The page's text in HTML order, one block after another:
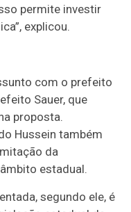
permite investir
explicou.
com o prefeito
Sauer, que
proposta.
Hussein também
da
estadual.
segundo ele, é